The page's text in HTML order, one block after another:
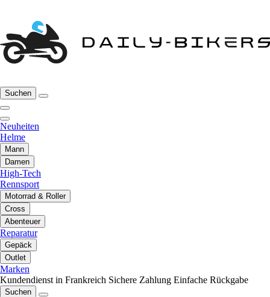
Suchen
Neuheiten
Helme
Mann
Damen
High-Tech
Rennsport
Motorrad & Roller
Cross
Abenteuer
Reparatur
Gepäck
Outlet
Marken
Kundendienst in Frankreich Sichere Zahlung Einfache Rückgabe
Suchen